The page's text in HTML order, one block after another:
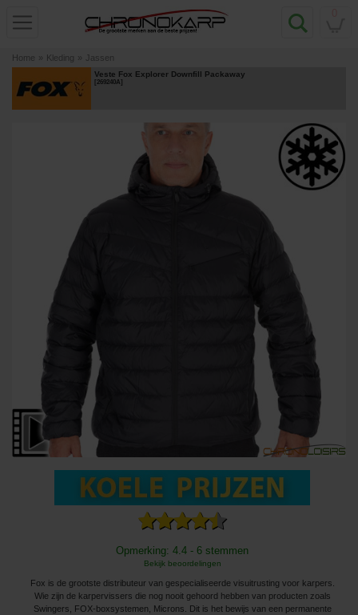
Home » Kleding » Jassen
Veste Fox Explorer Downfill Packaway
[269240A]
Opmerking: 4.4 - 6 stemmen
Bekijk beoordelingen
Fox is de grootste distributeur van gespecialiseerde visuitrusting voor karpers.
Wie zijn de karpervissers die nog nooit gehoord hebben van producten zoals
Swingers, FOX-boxsystemen, Microns. Dit is het bewijs van een permanente